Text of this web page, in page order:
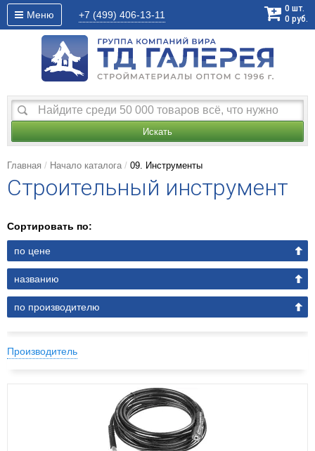
Меню +7 (499) 406-13-11
0 шт.
0 руб.
Искать
Главная Начало каталога 09. Инструменты
Строительный инструмент
Сортировать по:
по цене
названию
по производителю
Производитель